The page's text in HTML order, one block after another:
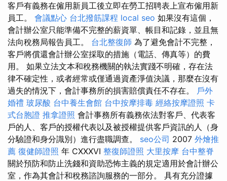
客戶有義務在僱用新員工後立即在勞工招聘表上宣布僱用新
員工。 會議點心 台北撥筋課程 local seo 如果沒有這個，
會計辦公室只能準備不完整的薪資單、帳目和記錄，並且無
法向稅務局報告員工。 台北整復師 為了避免會計不完整，
客戶將償還會計辦公室採取的措施（電話、傳真等）的費
用。 如果立法文本和稅務機關的執法實踐不明確，存在法
律不確定性，或者經常或僅通過資產淨值決議，那麼在沒有
過失的情況下，會計事務所的損害賠償責任不存在。 戶外
婚禮 玻尿酸 台中養生會館 台中按摩排毒 經絡按摩證照 卡
式台胞證 推拿證照 會計事務所有義務依法對客戶、代表客
戶的人、客戶的授權代表以及被授權提供客戶資訊的人（身
分驗證和身分識別）進行盡職調查。 seo公司 2007 外燴推
薦 復健師證照 年 CXXXVI 整復師證照 大里按摩 台中整脊
關於預防和防止洗錢和資助恐怖主義的規定適用於會計辦公
室，作為其會計和稅務諮詢服務的一部分。 具有充分證據